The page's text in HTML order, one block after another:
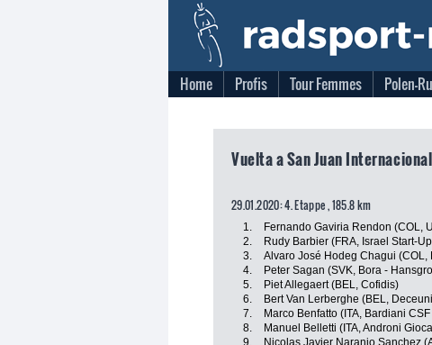
Home Profis Tour Femmes Polen-
Vuelta a San Juan
29.01.2020: 4. Etappe , 185.8 km
1. Fernando Gaviria Rendon (COL,
2.
Rudy Barbier (FRA, Israel Start-
3.
Alvaro José Hodeg Chagui (COL,
4.
Peter Sagan (SVK, Bora -
5.
Piet Allegaert (BEL, Cofidis)
6.
Bert Van Lerberghe (BEL,
7.
Marco Benfatto (ITA, Bardiani
8.
Manuel Belletti (ITA, Androni
9.
Nicolas Javier Naranjo Sanchez